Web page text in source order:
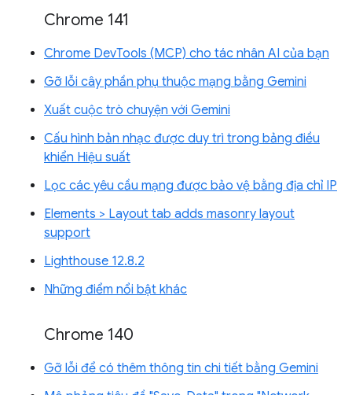
Chrome 141
Chrome DevTools (MCP) cho tác nhân AI của bạn
Gỡ lỗi cây phần phụ thuộc mạng bằng Gemini
Xuất cuộc trò chuyện với Gemini
Cấu hình bản nhạc được duy trì trong bảng điều
khiển Hiệu suất
Lọc các yêu cầu mạng được bảo vệ bằng địa chỉ IP
Elements > Layout tab adds masonry layout
support
Lighthouse 12.8.2
Những điểm nổi bật khác
Chrome 140
Gỡ lỗi để có thêm thông tin chi tiết bằng Gemini